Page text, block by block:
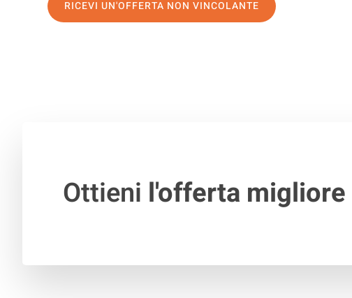
RICEVI UN'OFFERTA NON VINCOLANTE
Ottieni l'offerta migliore